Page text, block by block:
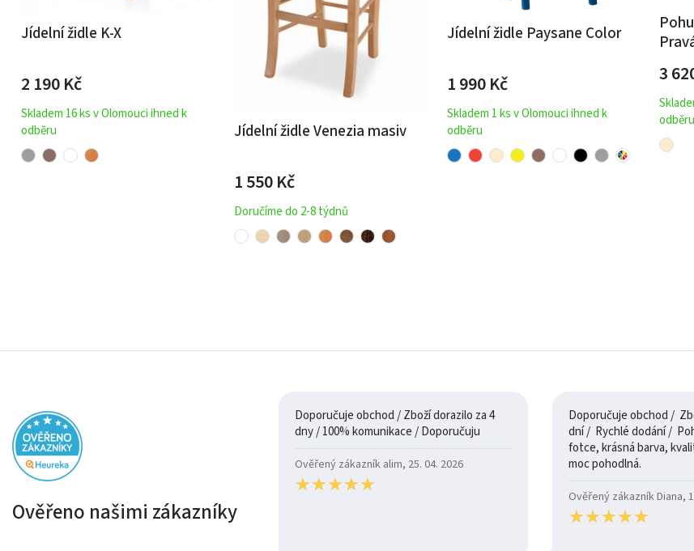
Jídelní židle K-X
2 190Kč
Skladem 16 ks v Olomouci ihned k
odběru
Jídelní židle Venezia masiv
1 550Kč
Doručíme do 2-8 týdnů
Jídelní židle Paysane Color
1 990Kč
Skladem 1 ks v Olomouci ihned k
odběru
3
odběru
Ověřeno našimi zákazníky
Doporučuje obchod / Zboží dorazilo za 4
dny / 100% komunikace / Doporučuju
Ověřený zákazník alim, 25. 04. 2026
★★★★★
★★★★★
Doporučuje obchod /
dní / Rychlé dodání / Pohovka, je jak na
fotce, krásná barva,
moc pohodlná.
Ověřený zákazník Diana,
★★★★★
★★★★★